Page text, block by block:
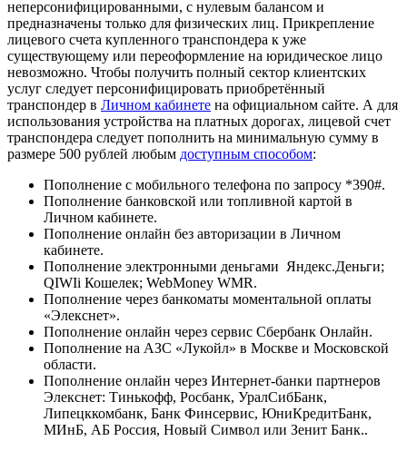
неперсонифицированными, с нулевым балансом и
предназначены только для физических лиц. Прикрепление
лицевого счета купленного транспондера к уже
существующему или переоформление на юридическое лицо
невозможно. Чтобы получить полный сектор клиентских
услуг следует персонифицировать приобретённый
транспондер в Личном кабинете на официальном сайте. А для
использования устройства на платных дорогах, лицевой счет
транспондера следует пополнить на минимальную сумму в
размере 500 рублей любым доступным способом:
Пополнение с мобильного телефона по запросу *390#.
Пополнение банковской или топливной картой в
Личном кабинете.
Пополнение онлайн без авторизации в Личном
кабинете.
Пополнение электронными деньгами Яндекс.Деньги;
QIWIi Кошелек; WebMoney WMR.
Пополнение через банкоматы моментальной оплаты
«Элекснет».
Пополнение онлайн через сервис Сбербанк Онлайн.
Пополнение на АЗС «Лукойл» в Москве и Московской
области.
Пополнение онлайн через Интернет-банки партнеров
Элекснет: Тинькофф, Росбанк, УралСибБанк,
Липецккомбанк, Банк Финсервис, ЮниКредитБанк,
МИнБ, АБ Россия, Новый Символ или Зенит Банк..